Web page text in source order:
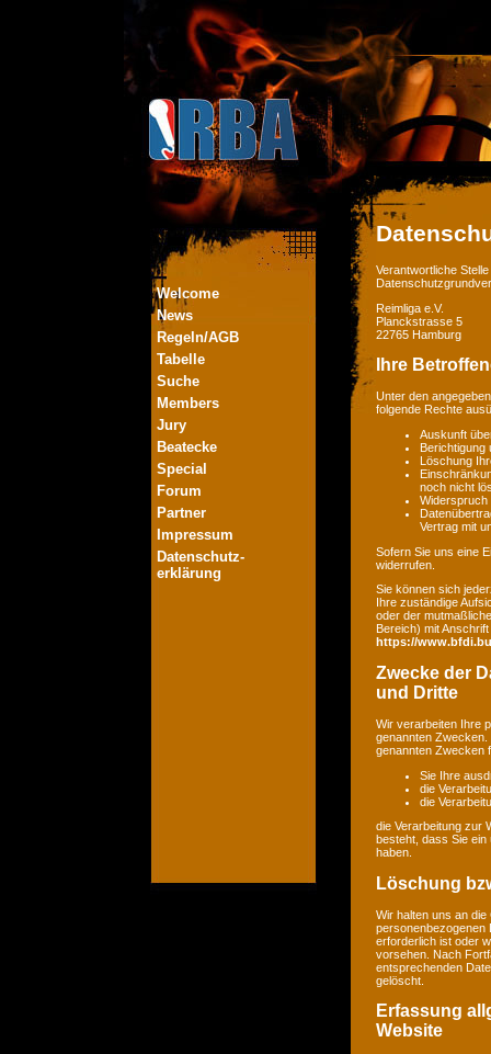
Welcome
News
Regeln/AGB
Tabelle
Suche
Members
Jury
Beatecke
Special
Forum
Partner
Impressum
Datenschutz-
erklärung
Verantwortliche
Reimliga e.V.
Planckstrasse 5
22765 Hamburg
Ihre
Unter den
folgende Rechte
Auskunft
Berichtigung
Löschung
noch nicht
Widerspruch
Vertrag mit
Sofern Sie uns eine
widerrufen.
Sie können sich
Ihre zuständige
oder der
Bereich) mit
https://
Zwecke der
und Dritte
Wir verarbeiten Ihre
genannten
genannten Zwecken
Sie Ihre
die
die
die Verarbeitung zur
besteht, dass Sie
haben.
Löschung
Wir halten uns an
personenbezogenen
erforderlich ist oder
vorsehen. Nach
entsprechenden
gelöscht.
Erfassung
Website